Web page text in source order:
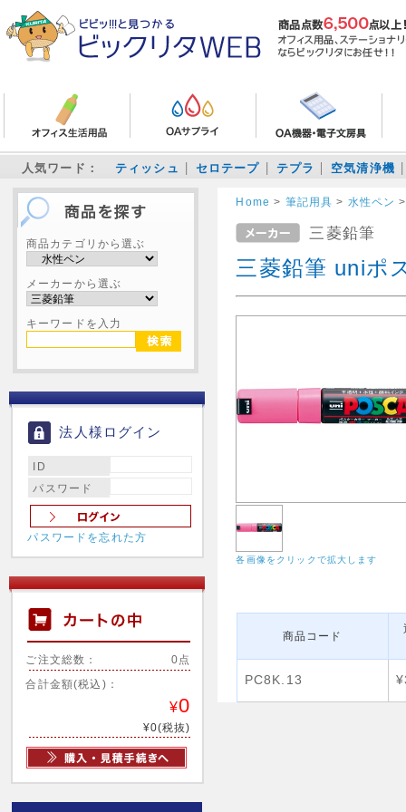
人気ワード： ティッシュ セロテープ テプラ 空気清浄機
商品カテゴリから選ぶ
メーカーから選ぶ
キーワードを入力
法人様ログイン
ID
パスワード
パスワードを忘れた方
ご注文総数： 0点
合計金額(税込)：
¥0
¥0(税抜)
Home > 筆記用具 > 水性ペン
三菱鉛筆
三菱鉛筆 uniポ
各画像をクリックで拡大します
商品コード
PC8K.13